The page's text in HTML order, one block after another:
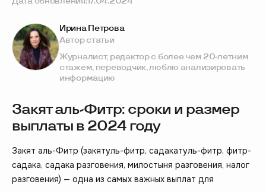
Закят аль-Фитр: сроки и размер
выплаты в 2024 году
Закят аль-Фитр (закятуль-фитр, садакатуль-фитр, фитр-
садака, садака разговения, милостыня разговения, налог
разговения) — одна из самых важных выплат для
Ирина Петрова
Автор статьи
Журналист, редактор с более чем 20-летним
стажем, переводчик, люблю анализировать
информацию